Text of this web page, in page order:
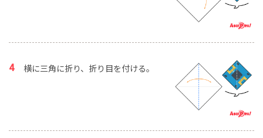
横に三角に折り、折り目を付ける。